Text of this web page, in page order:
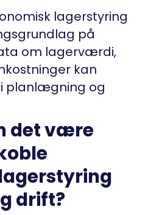
lagerstyring
på
om lagerværdi,
kan
planlægning og
det være
drift?